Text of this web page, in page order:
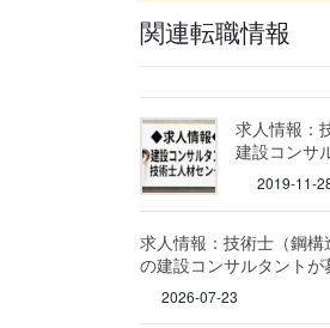
関連転職情報
求人情報：
建設コンサ
2019-11-
求人情報：技術士（鋼
の建設コンサルタントが
2026-07-23